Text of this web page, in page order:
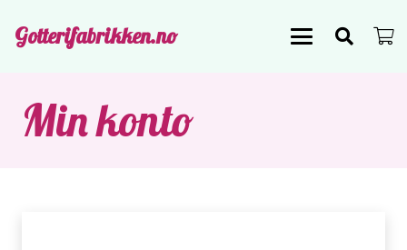
Gotterifabrikken.no
Min konto